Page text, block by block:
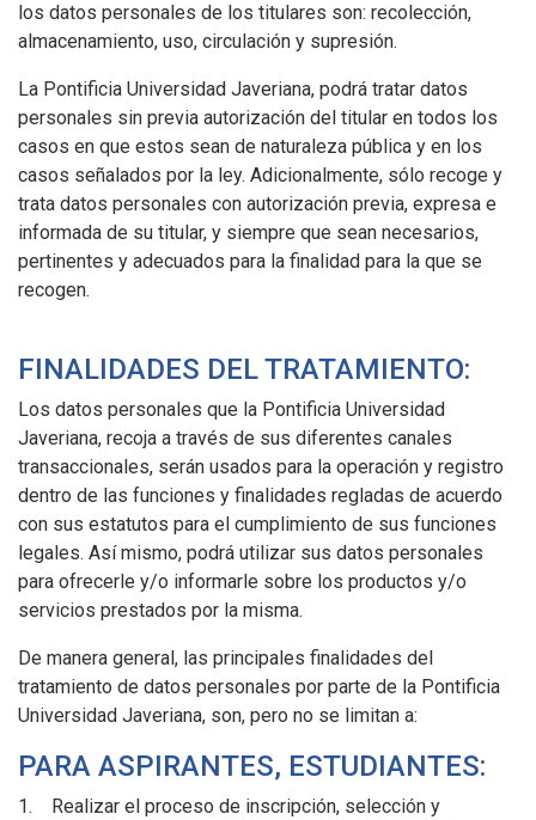
los datos personales de los titulares son: recolección,
almacenamiento, uso, circulación y supresión.
La Pontificia Universidad Javeriana, podrá tratar datos
personales sin previa autorización del titular en todos los
casos en que estos sean de naturaleza pública y en los
casos señalados por la ley. Adicionalmente, sólo recoge y
trata datos personales con autorización previa, expresa e
informada de su titular, y siempre que sean necesarios,
pertinentes y adecuados para la finalidad para la que se
recogen.
FINALIDADES DEL TRATAMIENTO:
Los datos personales que la Pontificia Universidad
Javeriana, recoja a través de sus diferentes canales
transaccionales, serán usados para la operación y registro
dentro de las funciones y finalidades regladas de acuerdo
con sus estatutos para el cumplimiento de sus funciones
legales. Así mismo, podrá utilizar sus datos personales
para ofrecerle y/o informarle sobre los productos y/o
servicios prestados por la misma.
De manera general, las principales finalidades del
tratamiento de datos personales por parte de la Pontificia
Universidad Javeriana, son, pero no se limitan a:
PARA ASPIRANTES, ESTUDIANTES:
1. Realizar el proceso de inscripción, selección y